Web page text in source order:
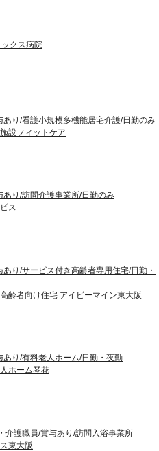
ックス病院
り/看護小規模多機能居宅介護/日勤のみ
設フィットケア
り/訪問介護事業所/日勤のみ
ス
り/サービス付き高齢者専用住宅/日勤・
齢者向け住宅 アイビーマイン東大阪
り/有料老人ホーム/日勤・夜勤
ホーム琴花
介護職員/賞与あり/訪問入浴事業所
東大阪